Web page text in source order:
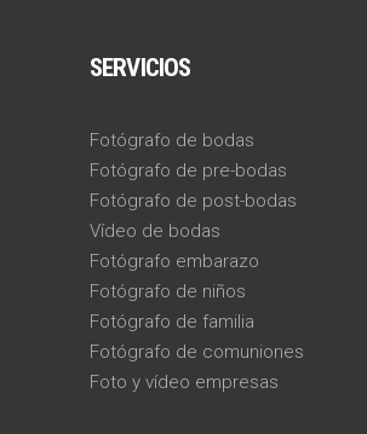
SERVICIOS
Fotógrafo de bodas
Fotógrafo de pre-bodas
Fotógrafo de post-bodas
Vídeo de bodas
Fotógrafo embarazo
Fotógrafo de niños
Fotógrafo de familia
Fotógrafo de comuniones
Foto y vídeo empresas